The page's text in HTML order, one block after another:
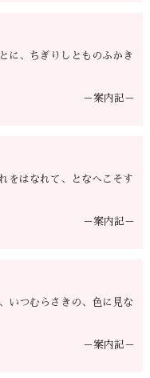
に、ちぎりしとものふかき
－案内記－
をはなれて、となへこそす
－案内記－
いつむらさきの、色に見な
－案内記－